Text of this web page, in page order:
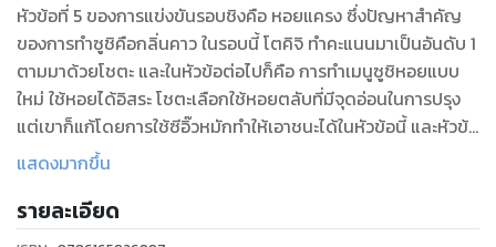
หัวข้อที่ 5 ของการแข่งขันรอบชิงคือ หอยแครง ซึ่งปัญหาสําคัญ
ของการทําซูชิคือกลิ่นคาว ในรอบนี้ โตคิจิ ทําคะแนนมาเป็นอันดับ 1
ตามมาด้วยโชตะ และในหัวข้อต่อไปก็คือ การทําเมนูซูชิหอยแบบ
ใหม่ ใช้หอยได้อิสระ โชตะเลือกใช้หอยตลับที่มีจุดอ่อนในการปรุง
แต่เขาก็แก้โดยการใช้ซีอิ๊วหมักทําให้เอาชนะได้ในหัวข้อนี้ และหัวข้อ
สุดท้ายตัดสินคือการทําซูชิ 1 ชุดใหญ่!!
แสดงมากขึ้น
รายละเอียด